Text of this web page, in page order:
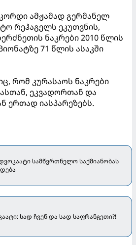
ამჟამად გერმანელ
რეჰაგელს ეკუთვნის,
ნაკრები 2010 წლის
71 წლის ასაკში
რომ კურასაოს ნაკრები
ეკვადორთან და
ერთად იასპარეზებს.
სამწვრთნელო საქმიანობას
სად ჩვენ და სად საფრანგეთი?!